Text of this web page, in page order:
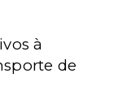
à
de